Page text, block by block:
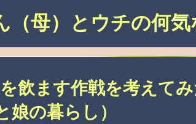
スキップ
（母）とウチの何気
を飲ます作戦を考えて
娘の暮らし）